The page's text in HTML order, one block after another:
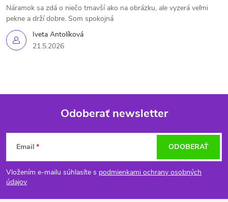
Iveta Antolíková
21.5.2026
Náramok sa zdá o niečo tmavší ako na obrázku, ale vyzerá veľmi
pekne a drží dobre. Som spokojná
Z
á
p
Odoberať newsletter
Email
Vložením e-mailu súhlasíte s podmienkami ochrany osobných
údajov
ODOBERAŤ